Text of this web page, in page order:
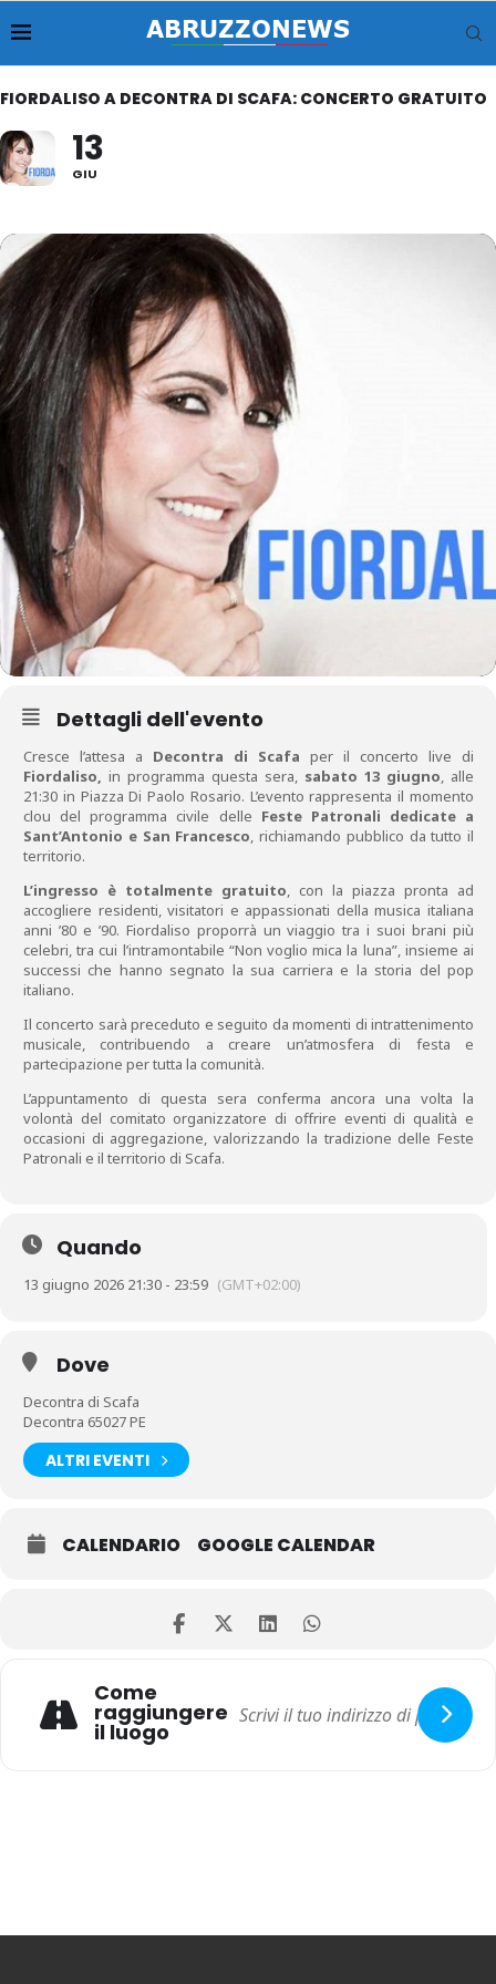
FIORDALISO A DECONTRA DI SCAFA: CONCERTO GRATUITO
13
GIU
Dettagli dell'evento
Cresce l’attesa a Decontra di Scafa per il concerto live di
Fiordaliso, in programma questa sera, sabato 13 giugno, alle
21:30 in Piazza Di Paolo Rosario. L’evento rappresenta il momento
clou del programma civile delle Feste Patronali dedicate a
Sant’Antonio e San Francesco, richiamando pubblico da tutto il
territorio.
L’ingresso è totalmente gratuito, con la piazza pronta ad
accogliere residenti, visitatori e appassionati della musica italiana
anni ’80 e ’90. Fiordaliso proporrà un viaggio tra i suoi brani più
celebri, tra cui l’intramontabile “Non voglio mica la luna”, insieme ai
successi che hanno segnato la sua carriera e la storia del pop
italiano.
Il concerto sarà preceduto e seguito da momenti di intrattenimento
musicale, contribuendo a creare un’atmosfera di festa e
partecipazione per tutta la comunità.
L’appuntamento di questa sera conferma ancora una volta la
volontà del comitato organizzatore di offrire eventi di qualità e
occasioni di aggregazione, valorizzando la tradizione delle Feste
Patronali e il territorio di Scafa.
Quando
13 giugno 2026 21:30 - 23:59 (GMT+02:00)
Dove
Decontra di Scafa
Decontra 65027 PE
ALTRI EVENTI
CALENDARIO GOOGLE CALENDAR
Come
raggiungere
il luogo